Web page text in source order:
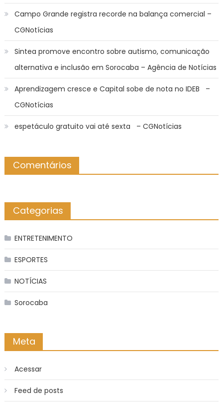
Campo Grande registra recorde na balança comercial –
CGNotícias
Sintea promove encontro sobre autismo, comunicação
alternativa e inclusão em Sorocaba – Agência de Notícias
Aprendizagem cresce e Capital sobe de nota no IDEB –
CGNotícias
espetáculo gratuito vai até sexta – CGNotícias
Comentários
Categorias
ENTRETENIMENTO
ESPORTES
NOTÍCIAS
Sorocaba
Meta
Acessar
Feed de posts